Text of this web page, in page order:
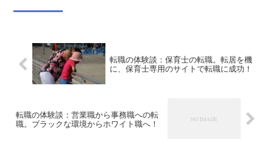
転職の体験談：保育士の転職。転居を機
に、保育士専用のサイトで転職に成功！
転職の体験談：営業職から事務職への転
職。ブラックな環境からホワイト職へ！